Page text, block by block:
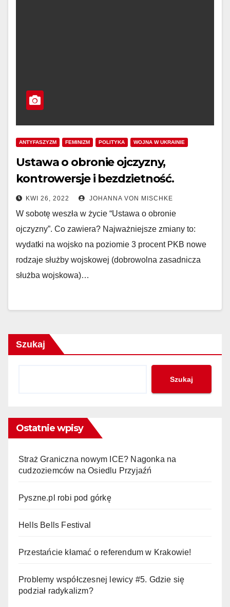
ANTYFASZYZM FEMINIZM POLITYKA WOJNA W UKRAINIE
Ustawa o obronie ojczyzny,
kontrowersje i bezdzietność.
KWI 26, 2022 JOHANNA VON MISCHKE
W sobotę weszła w życie “Ustawa o obronie
ojczyzny”. Co zawiera? Najważniejsze zmiany to:
wydatki na wojsko na poziomie 3 procent PKB nowe
rodzaje służby wojskowej (dobrowolna zasadnicza
służba wojskowa)…
Szukaj
Szukaj
Ostatnie wpisy
Straż Graniczna nowym ICE? Nagonka na
cudzoziemców na Osiedlu Przyjaźń
Pyszne.pl robi pod górkę
Hells Bells Festival
Przestańcie kłamać o referendum w Krakowie!
Problemy współczesnej lewicy #5. Gdzie się
podział radykalizm?